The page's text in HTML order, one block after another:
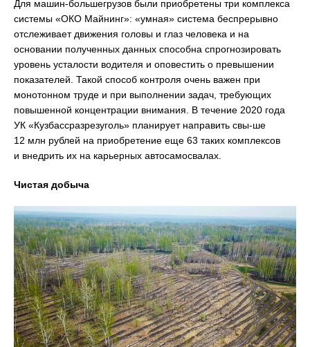
Для машин-большегрузов были приобретены три комплекса
системы «ОКО Майнинг»: «умная» система беспрерывно
отслеживает движения головы и глаз человека и на
основании полученных данных способна спрогнозировать
уровень усталости водителя и оповестить о превышении
показателей. Такой способ контроля очень важен при
монотонном труде и при выполнении задач, требующих
повышенной концентрации внимания. В течение 2020 года
УК «Кузбассразрезуголь» планирует направить свы-ше
12 млн рублей на приобретение еще 63 таких комплексов
и внедрить их на карьерных автосамосвалах.
Чистая добыча